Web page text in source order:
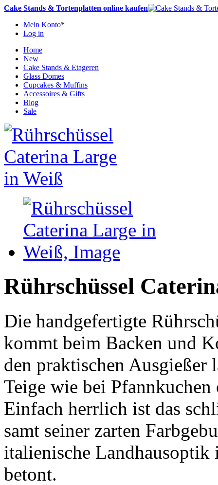
Cake Stands & Tortenplatten online kaufen
Mein Konto*
Log in
Home
New
Cake Stands & Etageren
Glass Domes
Cupcakes & Muffins
Accessoires & Gifts
Blog
Sale
Rührschüssel
Die handgefertigte
kommt beim Backen und
den praktischen Ausgießer
Teige wie bei
Einfach herrlich ist das
samt seiner zarten
italienische Landhausoptik
betont.